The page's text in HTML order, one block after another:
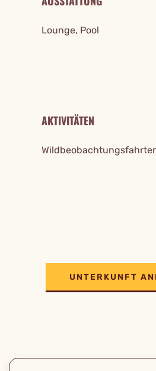
Lounge, Pool
AKTIVITÄTEN
UNTERKUNFT